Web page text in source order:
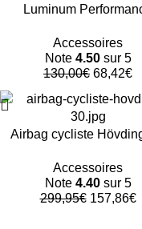
Luminum
Accessoires
Note 4.50sur 5
130,00€ 68,42€
-47%
Airbag cycliste
Accessoires
Note 4.40sur 5
299,95€ 157,86€